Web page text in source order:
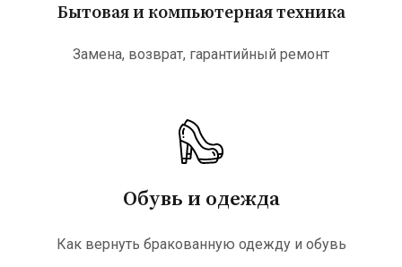
Бытовая и компьютерная техника
Замена, возврат, гарантийный ремонт
Обувь и одежда
Как вернуть бракованную одежду и обувь